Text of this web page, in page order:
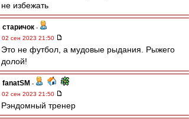
не избежать
старичок -
02 сен 2023 21:50
Это не футбол, а мудовые рыдания. Рыжего
долой!
fanatSM -
02 сен 2023 21:50
Рэндомный тренер